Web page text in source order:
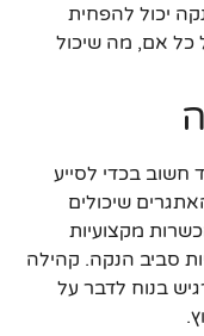
יכול להפחית
כל אם, מה שיכול
בכדי לסייע
שיכולים
מקצועיות
סביב הנקה. קהילה
בנוח לדבר על